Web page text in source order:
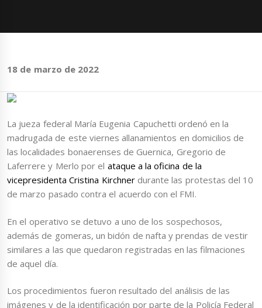
18 de marzo de 2022
La jueza federal María Eugenia Capuchetti ordenó en la
madrugada de este viernes allanamientos en domicilios de
las localidades bonaerenses de Guernica, Gregorio de
Laferrere y Merlo por el ataque a la oficina de la
vicepresidenta Cristina Kirchnerdurante las protestas del 10
de marzo pasado contra el acuerdo con el FMI.
En el operativo se detuvo a uno de los sospechosos,
además de gomeras, un bidón de nafta y prendas de vestir
similares a las que quedaron registradas en las filmaciones
de aquel día.
Los procedimientos fueron resultado del análisis de las
imágenes y de la identificación por parte de la Policía Federal